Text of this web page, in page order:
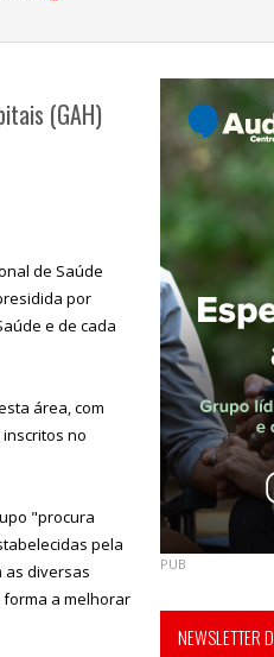
(GAH)
de Saúde
por
e de cada
área, com
no
"procura
pela
as diversas
forma a melhorar
PUB
NEWSLETTER